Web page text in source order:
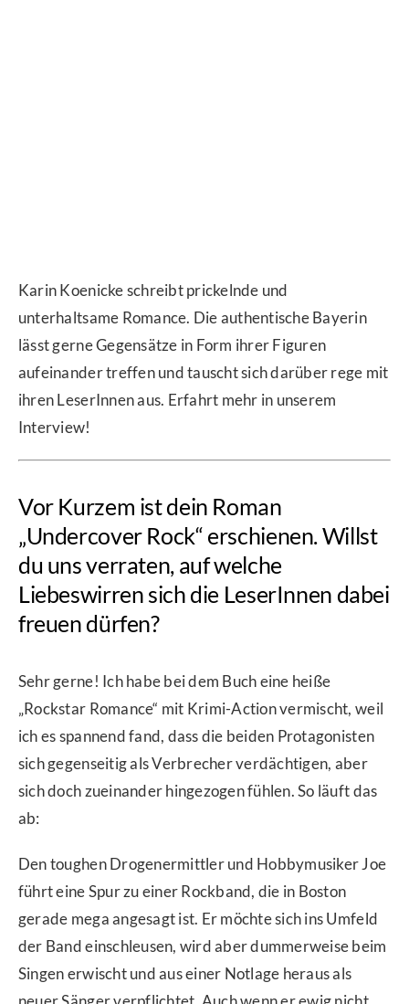
Karin Koenicke schreibt prickelnde und
unterhaltsame Romance. Die authentische Bayerin
lässt gerne Gegensätze in Form ihrer Figuren
aufeinander treffen und tauscht sich darüber rege mit
ihren LeserInnen aus. Erfahrt mehr in unserem
Interview!
Vor Kurzem ist dein Roman
„Undercover Rock“ erschienen. Willst
du uns verraten, auf welche
Liebeswirren sich die LeserInnen dabei
freuen dürfen?
Sehr gerne! Ich habe bei dem Buch eine heiße
„Rockstar Romance“ mit Krimi-Action vermischt, weil
ich es spannend fand, dass die beiden Protagonisten
sich gegenseitig als Verbrecher verdächtigen, aber
sich doch zueinander hingezogen fühlen. So läuft das
ab:
Den toughen Drogenermittler und Hobbymusiker Joe
führt eine Spur zu einer Rockband, die in Boston
gerade mega angesagt ist. Er möchte sich ins Umfeld
der Band einschleusen, wird aber dummerweise beim
Singen erwischt und aus einer Notlage heraus als